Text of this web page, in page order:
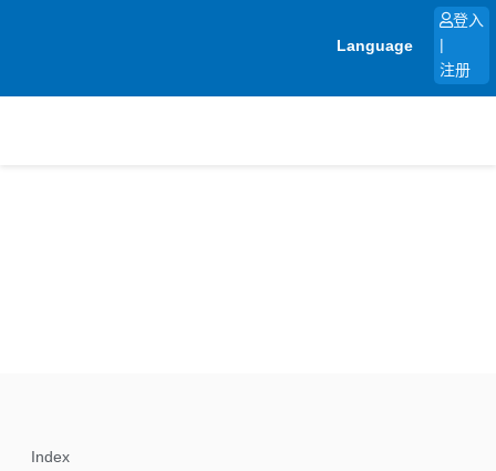
Language
登入
注册
Index